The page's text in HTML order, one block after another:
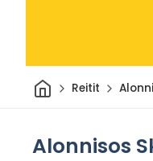
KotiinReitit
Alonnisos